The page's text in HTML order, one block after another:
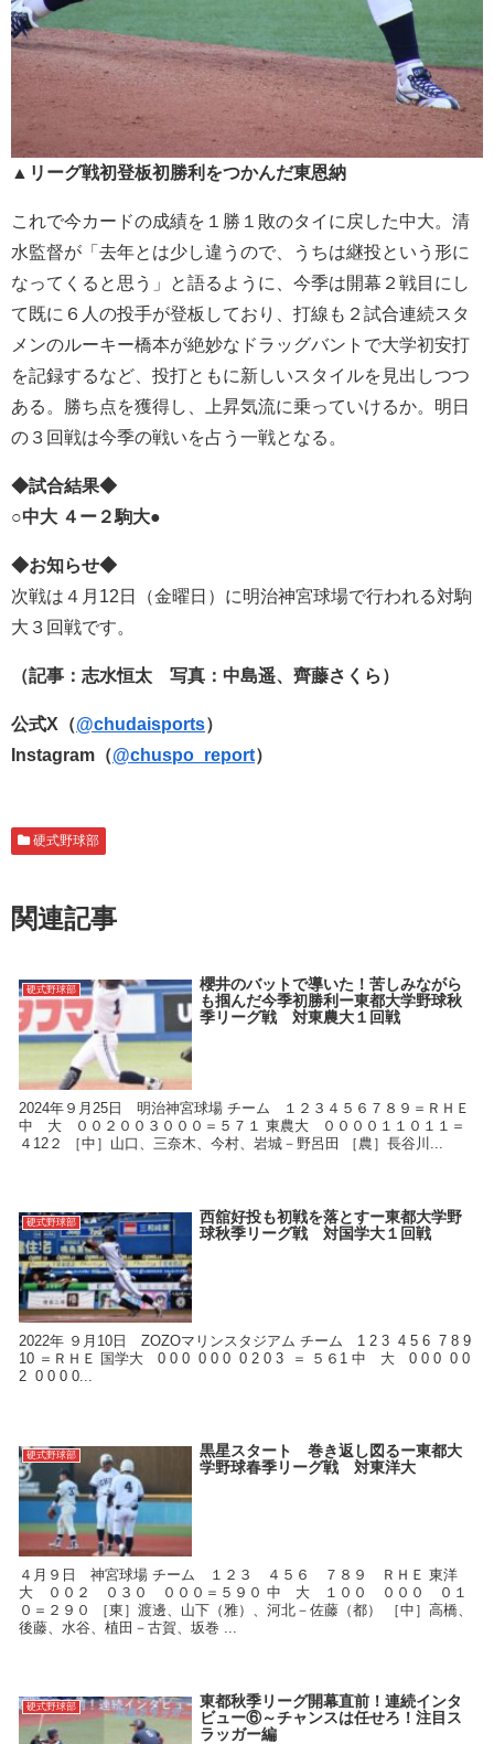
▲リーグ戦初登板初勝利をつかんだ東恩納
これで今カードの成績を１勝１敗のタイに戻した中大。清
水監督が「去年とは少し違うので、うちは継投という形に
なってくると思う」と語るように、今季は開幕２戦目にし
て既に６人の投手が登板しており、打線も２試合連続スタ
メンのルーキー橋本が絶妙なドラッグバントで大学初安打
を記録するなど、投打ともに新しいスタイルを見出しつつ
ある。勝ち点を獲得し、上昇気流に乗っていけるか。明日
の３回戦は今季の戦いを占う一戦となる。
◆試合結果◆
○中大 ４ー２駒大●
◆お知らせ◆
次戦は４月12 日（金曜日）に明治神宮球場で行われる対駒
大３回戦です。
（記事：志水恒太 写真：中島遥、齊藤さくら）
公式X（@chudaisports）
Instagram（@chuspo_report）
硬式野球部
関連記事
硬式野球部
櫻井のバットで導いた！苦しみながら
も掴んだ今季初勝利ー東都大学野球秋
季リーグ戦 対東農大１回戦
2024年９月25日 明治神宮球場 チーム １２３４５６７８９＝ＲＨＥ
中 大 ００２００３０００＝５７１ 東農大 ００００１１０１１＝
４12２ ［中］山口、三奈木、今村、岩城－野呂田 ［農］長谷川...
硬式野球部
西舘好投も初戦を落とすー東都大学野
球秋季リーグ戦 対国学大１回戦
2022年 ９月10日 ZOZOマリンスタジアム チーム 1 2 3 4 5 6 7 8 9
10 ＝ＲＨＥ 国学大 0 0 0 0 0 0 0 2 0 3 ＝ ５６1 中 大 0 0 0 0 0
2 0 0 0 0...
硬式野球部
黒星スタート 巻き返し図るー東都大
学野球春季リーグ戦 対東洋大
４月９日 神宮球場 チーム １２３ ４５６ ７８９ ＲＨＥ 東洋
大 ００２ ０３０ ０００＝５９０ 中 大 １００ ０００ ０１
０＝２９０ ［東］渡邊、山下（雅）、河北－佐藤（都） ［中］高橋、
後藤、水谷、植田－古賀、坂巻 ...
硬式野球部
東都秋季リーグ開幕直前！連続インタ
ビュー⑥～チャンスは任せろ！注目ス
ラッガー編